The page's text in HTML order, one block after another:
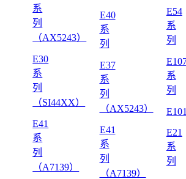
系
列
（AX5243）
E30
系
列
（SI44XX）
E41
系
列
（A7139）
E40
系
列
E37
系
列
（AX5243）
E41
系
列
（A7139）
E54
系
列
系
列
E21
系
列